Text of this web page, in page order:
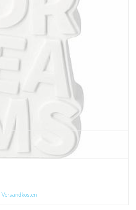
Versandkosten